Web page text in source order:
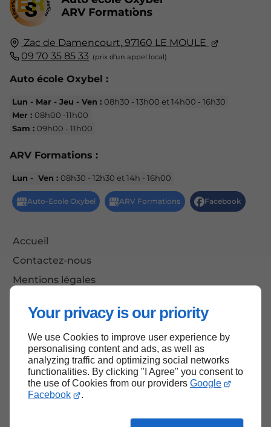
Your privacy is our priority
We use Cookies to improve user experience by
personalising content and ads, as well as
analyzing traffic and optimizing social networks
functionalities. By clicking "I Agree" you consent to
the use of Cookies from our providers Google
Facebook
.
Zac de Damencourt, 97160 LE MOULE
09 70 35 85 33
Auto école Oxybel :
Lun - Mar - Jeu - Ven :08h30 - 13h00 et 14h00 - 16h30
Mer :08h00 -11h00
Sam :09h00 - 11h00
ARV Formations :
Lun - Ven :08h30 - 12h30 et 14h - 16h00
Accueil
Contactez-nous
Mentions légales
Haut de page